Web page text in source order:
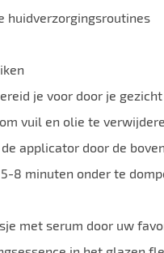
huidverzorgingsroutines
je voor door je
vuil en olie te
applicator door de
8 minuten onder te
met serum door uw